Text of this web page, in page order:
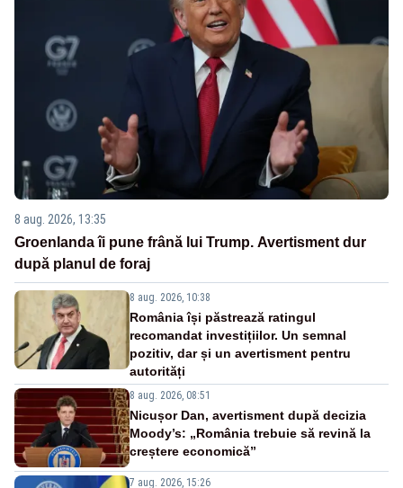
8 aug. 2026, 13:35
Groenlanda îi pune frână lui Trump. Avertisment dur
după planul de foraj
8 aug. 2026, 10:38
România își păstrează ratingul
recomandat investițiilor. Un semnal
pozitiv, dar și un avertisment pentru
autorități
8 aug. 2026, 08:51
Nicușor Dan, avertisment după decizia
Moody’s: „România trebuie să revină la
creștere economică”
7 aug. 2026, 15:26